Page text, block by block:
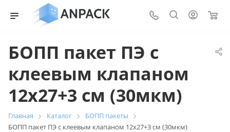
0
БОПП пакет ПЭ с
клеевым клапаном
12х27+3 см (30мкм)
Главная Каталог
БОПП пакеты
БОПП пакет ПЭ с клеевым клапаном 12х27+3 см (30мкм)